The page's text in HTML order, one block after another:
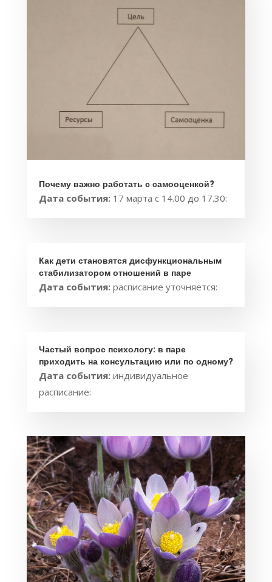
Почему важно работать с самооценкой?
Дата события: 17 марта с 14.00 до 17.30:
Как дети становятся дисфункциональным
стабилизатором отношений в паре
Дата события: расписание уточняется:
Частый вопрос психологу: в паре
приходить на консультацию или по одному?
Дата события: индивидуальное
расписание: